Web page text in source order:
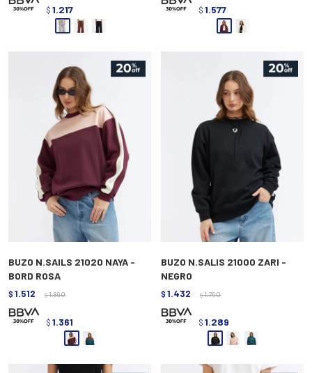
$ 1.217 $ 1.577
BUZO N.SAILS 21020 NAYA -
BORD ROSA
$ 1.512 $ 1.890
$ 1.361
BUZO N.SALIS 21000 ZARI -
NEGRO
$ 1.432 $ 1.790
$ 1.289